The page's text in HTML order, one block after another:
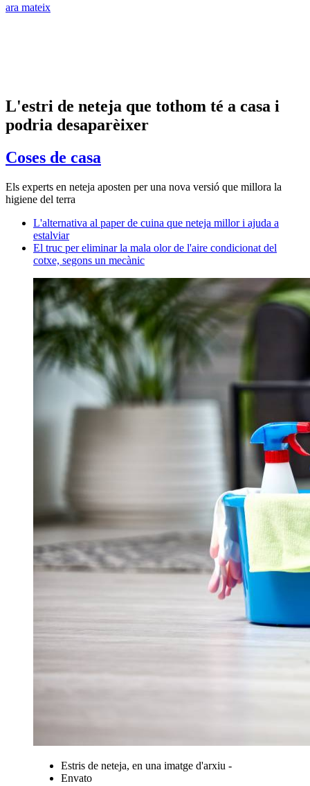
ara mateix
L'estri de neteja que tothom té a casa i
podria desaparèixer
Coses de casa
Els experts en neteja aposten per una nova versió que millora la
higiene del terra
L'alternativa al paper de cuina que neteja millor i ajuda a
estalviar
El truc per eliminar la mala olor de l'aire condicionat del
cotxe, segons un mecànic
Estris de neteja, en una imatge d'arxiu -
Envato